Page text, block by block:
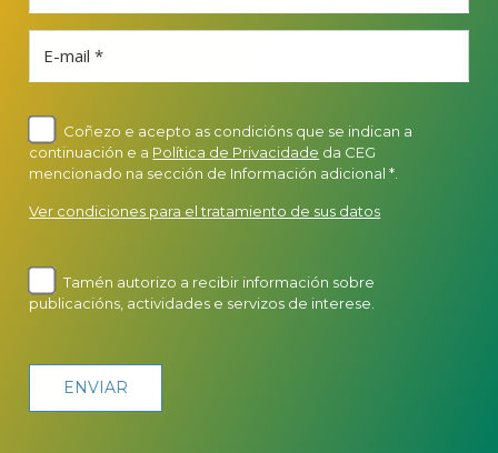
E-mail *
Coñezo e acepto as condicións que se indican a
continuación e a Política de Privacidade da CEG
mencionado na sección de Información adicional *.
Ver condiciones para el tratamiento de sus datos
Tamén autorizo a recibir información sobre
publicacións, actividades e servizos de interese.